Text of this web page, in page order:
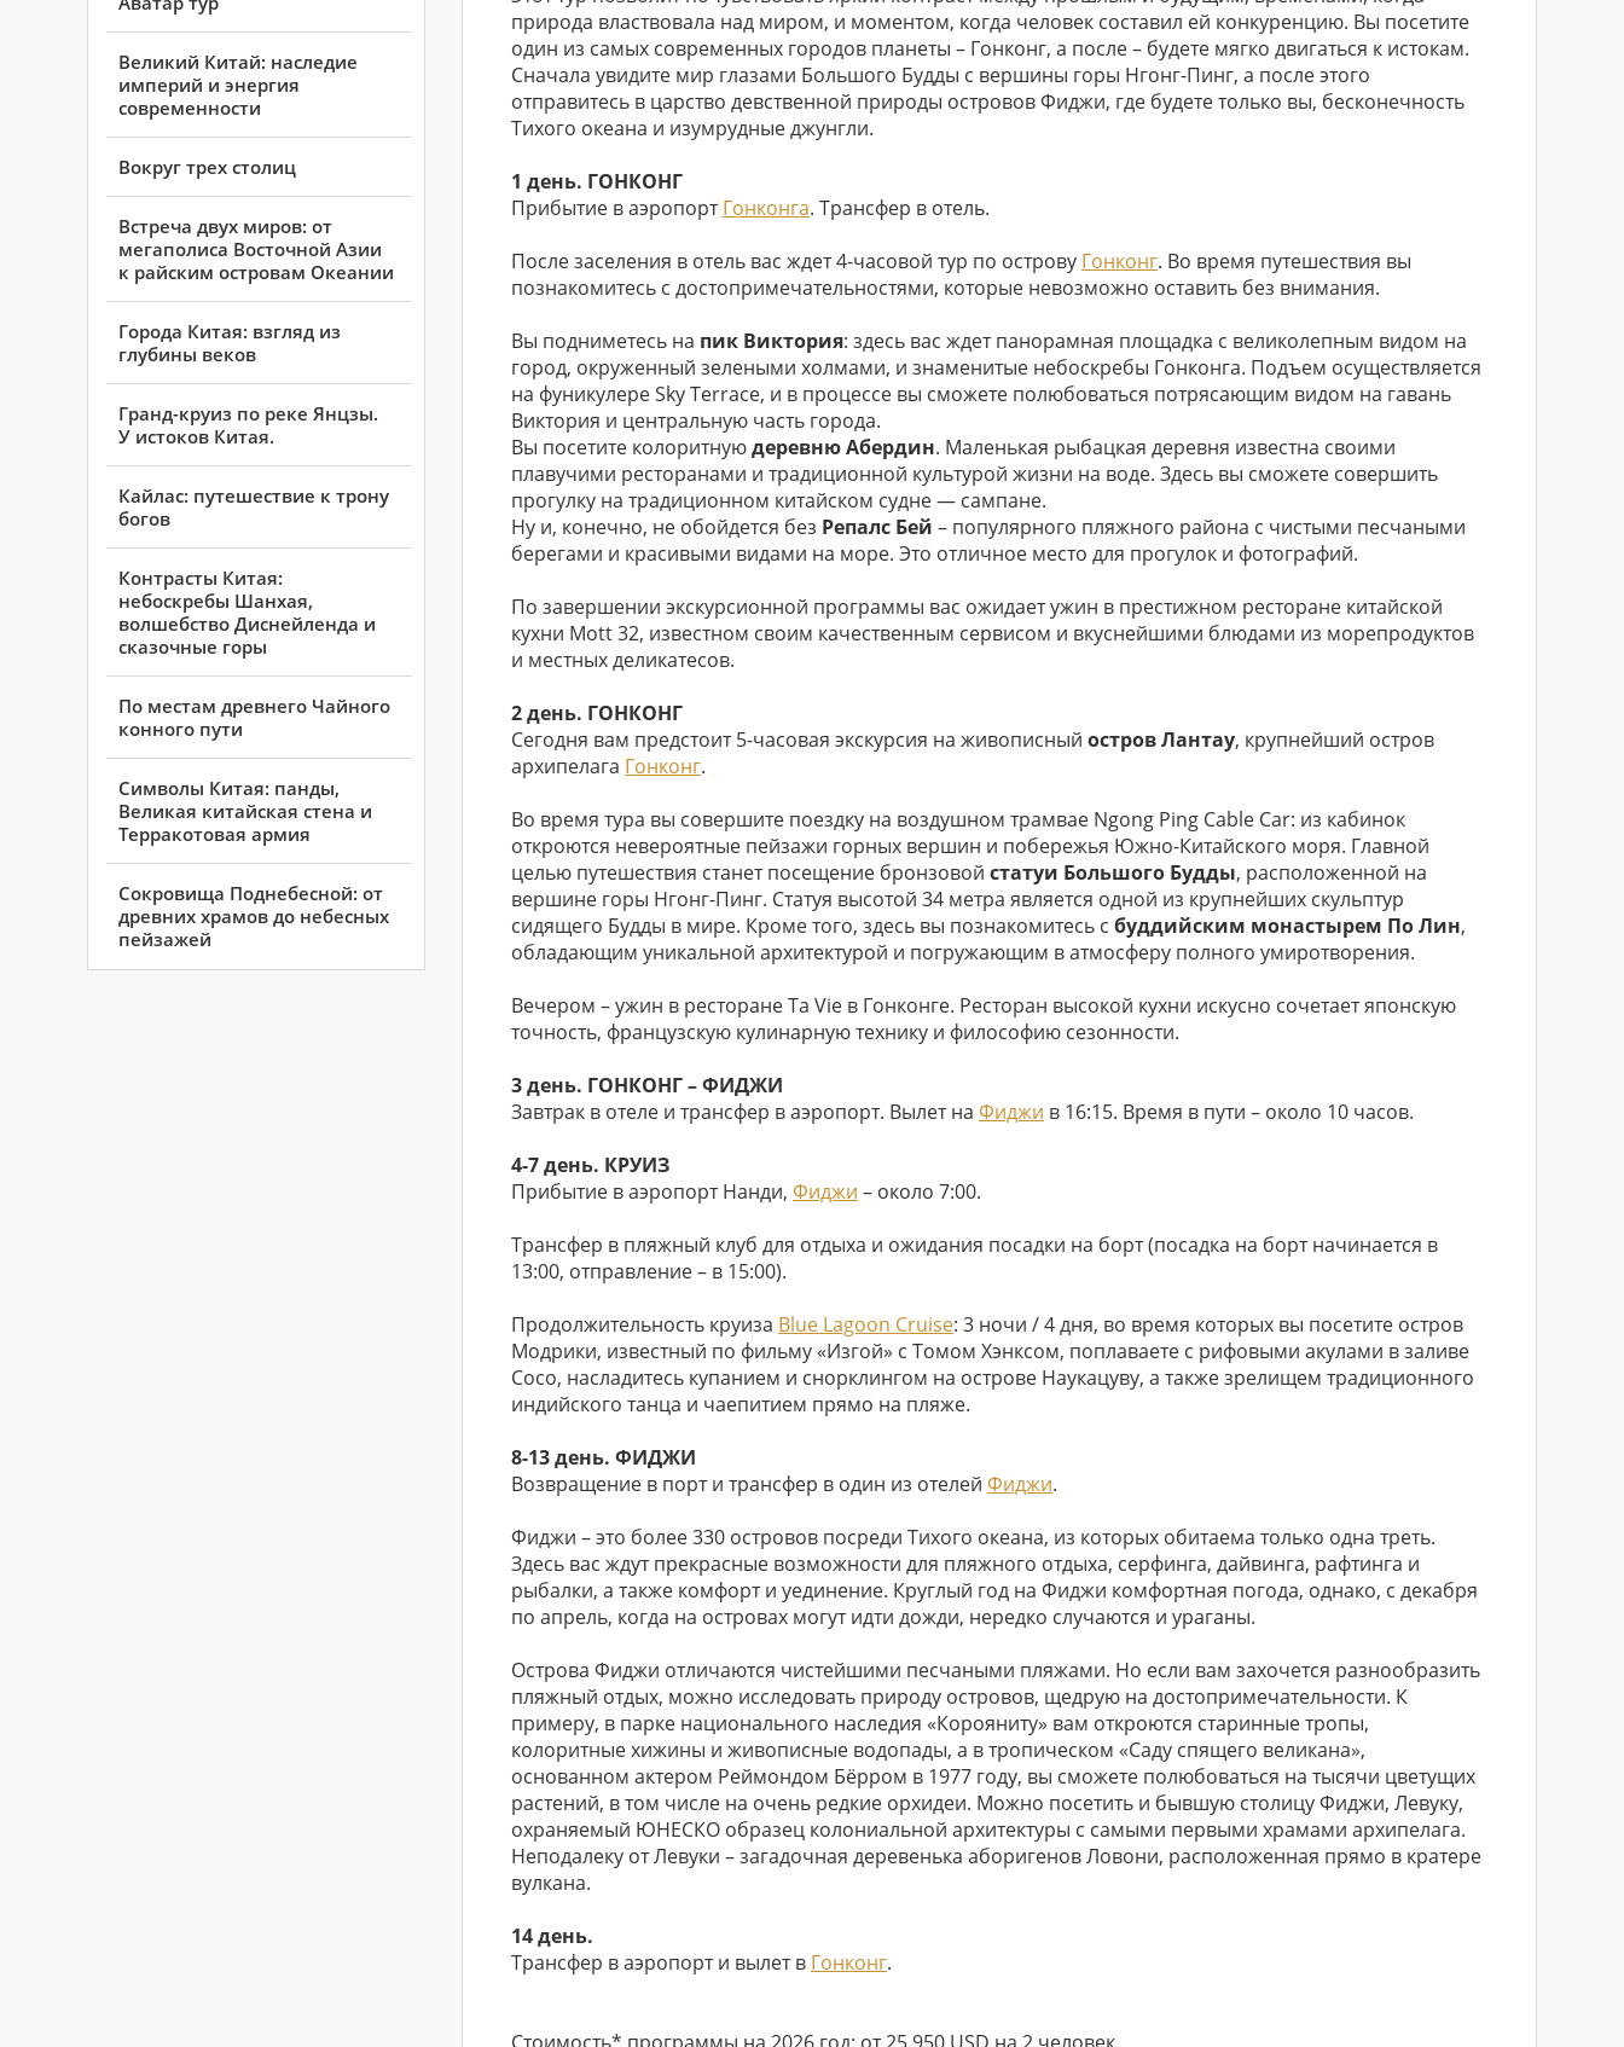
Великий Китай: наследие
империй и энергия
современности
Вокруг трех столиц
Встреча двух миров: от
мегаполиса Восточной Азии
к райским островам Океании
Города Китая: взгляд из
глубины веков
Гранд-круиз по реке Янцзы.
У истоков Китая.
Кайлаc: путешествие к трону
богов
Контрасты Китая:
небоскребы Шанхая,
волшебство Диснейленда и
сказочные горы
По местам древнего Чайного
конного пути
Символы Китая: панды,
Великая китайская стена и
Терракотовая армия
Сокровища Поднебесной: от
древних храмов до небесных
пейзажей
природа властвовала над миром, и моментом, когда человек составил ей конкуренцию. Вы посетите
один из самых современных городов планеты – Гонконг, а после – будете мягко двигаться к истокам.
Сначала увидите мир глазами Большого Будды с вершины горы Нгонг-Пинг, а после этого
отправитесь в царство девственной природы островов Фиджи, где будете только вы, бесконечность
Тихого океана и изумрудные джунгли.
1 день. ГОНКОНГ
Прибытие в аэропортГонконга. Трансфер в отель.
После заселения в отель вас ждет 4-часовой тур по острову Гонконг. Во время путешествия вы
познакомитесь с достопримечательностями, которые невозможно оставить без внимания.
Вы подниметесь на пик Виктория: здесь вас ждет панорамная площадка с великолепным видом на
город, окруженный зелеными холмами, и знаменитые небоскребы Гонконга. Подъем осуществляется
на фуникулере Sky Terrace, и в процессе вы сможете полюбоваться потрясающим видом на гавань
Виктория и центральную часть города.
Вы посетите колоритнуюдеревню Абердин. Маленькая рыбацкая деревня известна своими
плавучими ресторанами и традиционной культурой жизни на воде. Здесь вы сможете совершить
прогулку на традиционном китайском судне — сампане.
Ну и, конечно, не обойдется без Репалс Бей – популярного пляжного района с чистыми песчаными
берегами и красивыми видами на море. Это отличное место для прогулок и фотографий.
По завершении экскурсионной программы вас ожидает ужин в престижном ресторане китайской
кухни Mott 32, известном своим качественным сервисом и вкуснейшими блюдами из морепродуктов
и местных деликатесов.
2 день. ГОНКОНГ
Сегодня вам предстоит 5-часовая экскурсия на живописный остров Лантау, крупнейший остров
архипелага Гонконг.
Во время тура вы совершите поездку на воздушном трамвае Ngong Ping Cable Car: из кабинок
откроются невероятные пейзажи горных вершин и побережья Южно-Китайского моря. Главной
целью путешествия станет посещение бронзовой статуи Большого Будды, расположенной на
вершине горы Нгонг-Пинг. Статуя высотой 34 метра является одной из крупнейших скульптур
сидящего Будды в мире. Кроме того, здесь вы познакомитесь с буддийским монастырем По Лин,
обладающим уникальной архитектурой и погружающим в атмосферу полного умиротворения.
Вечером – ужин в ресторане Ta Vie в Гонконге. Ресторан высокой кухни искусно сочетает японскую
точность, французскую кулинарную технику и философию сезонности.
3 день. ГОНКОНГ – ФИДЖИ
Завтрак в отеле и трансфер в аэропорт. Вылет на Фиджи в 16:15. Время в пути – около 10 часов.
4-7 день. КРУИЗ
Прибытие в аэропорт Нанди, Фиджи – около 7:00.
Трансфер в пляжный клуб для отдыха и ожидания посадки на борт (посадка на борт начинается в
13:00, отправление – в 15:00).
Продолжительность круиза Blue Lagoon Cruise: 3 ночи / 4 дня, во время которых вы посетите остров
Модрики, известный по фильму «Изгой» с Томом Хэнксом, поплаваете с рифовыми акулами в заливе
Сосо, насладитесь купанием и снорклингом на острове Наукацуву, а также зрелищем традиционного
индийского танца и чаепитием прямо на пляже.
8-13 день. ФИДЖИ
Возвращение в порт и трансфер в один из отелей Фиджи.
Фиджи – это более 330 островов посреди Тихого океана, из которых обитаема только одна треть.
Здесь вас ждут прекрасные возможности для пляжного отдыха, серфинга, дайвинга, рафтинга и
рыбалки, а также комфорт и уединение. Круглый год на Фиджи комфортная погода, однако, с декабря
по апрель, когда на островах могут идти дожди, нередко случаются и ураганы.
Острова Фиджи отличаются чистейшими песчаными пляжами. Но если вам захочется разнообразить
пляжный отдых, можно исследовать природу островов, щедрую на достопримечательности. К
примеру, в парке национального наследия «Корояниту» вам откроются старинные тропы,
колоритные хижины и живописные водопады, а в тропическом «Саду спящего великана»,
основанном актером Реймондом Бёрром в 1977 году, вы сможете полюбоваться на тысячи цветущих
растений, в том числе на очень редкие орхидеи. Можно посетить и бывшую столицу Фиджи, Левуку,
охраняемый ЮНЕСКО образец колониальной архитектуры с самыми первыми храмами архипелага.
Неподалеку от Левуки – загадочная деревенька аборигенов Ловони, расположенная прямо в кратере
вулкана.
14 день.
Трансфер в аэропорт и вылет в Гонконг.